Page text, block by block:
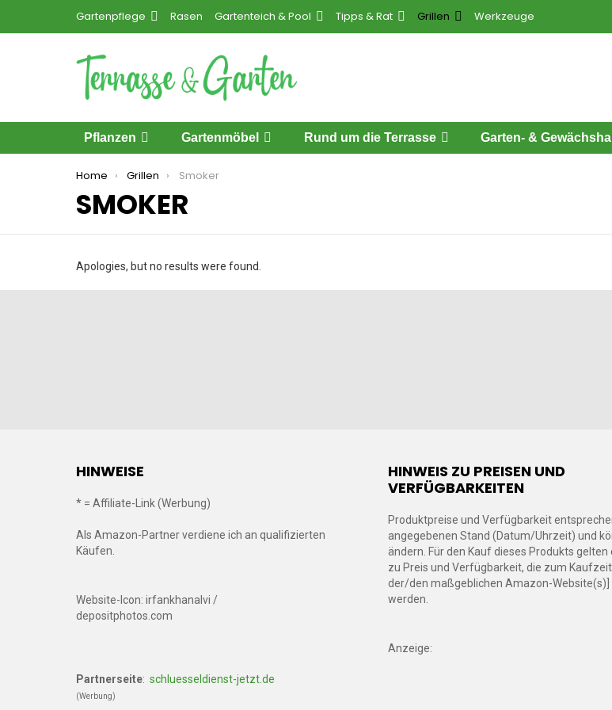
Gartenpflege Rasen Gartenteich & Pool Tipps & Rat Grillen Werkzeuge
Pflanzen Gartenmöbel Rund um die Terrasse Garten- &
You are here:
Home Grillen Smoker
SMOKER
Apologies, but no results were found.
HINWEISE
* = Affiliate-Link (Werbung)
Als Amazon-Partner verdiene ich an qualifizierten
Käufen.
Website-Icon: irfankhanalvi /
depositphotos.com
Partnerseite: schluesseldienst-jetzt.de
(Werbung)
HINWEIS ZU PREISEN UND
VERFÜGBARKEITEN
Produktpreise und Verfügbarkeit
angegebenen Stand (Datum/Uhrzeit) und
ändern. Für den Kauf dieses Produkts gelten
zu Preis und Verfügbarkeit, die zum
der/den maßgeblichen Amazon-
werden.
Anzeige: